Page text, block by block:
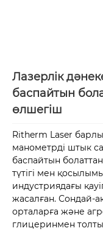
Лазерлік
баспайтын
өлшегіш
Ritherm Laser
манометрді штык
баспайтын
түтігі мен
индустриядағы
жасалған. Сондай-
орталарға және
глицеринмен